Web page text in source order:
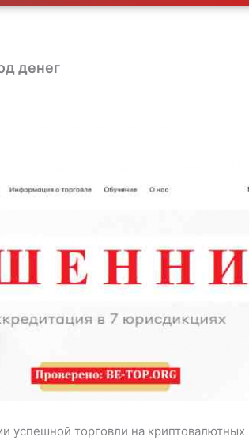
денег
успешной торговли на